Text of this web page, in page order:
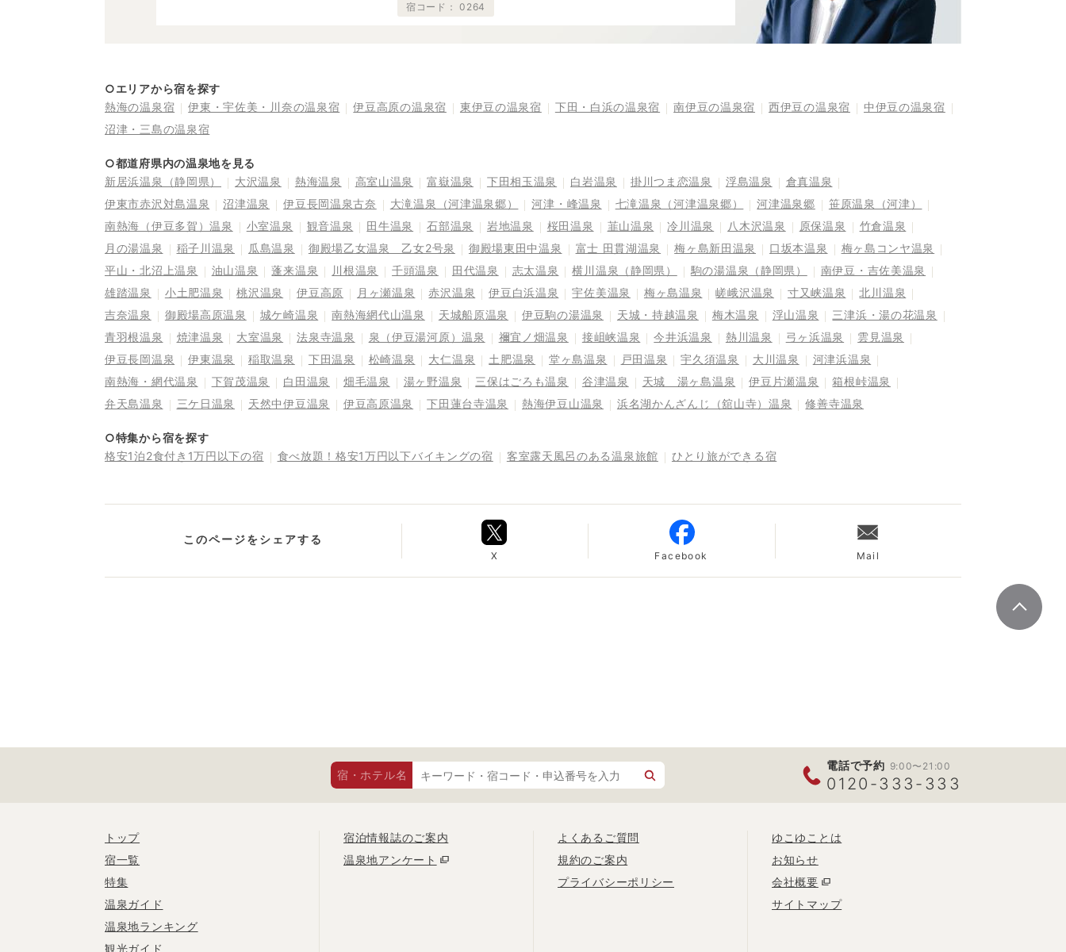
宿コード：0264
○エリアから宿を探す
熱海の温泉宿
伊東・宇佐美・川奈の温泉宿 伊豆高原の温泉宿 東伊豆の温泉宿 下田・白浜の温泉宿 南伊豆の温泉宿 西伊豆の温泉宿
中伊豆の温泉宿
沼津・三島の温泉宿
○都道府県内の温泉地を見る
新居浜温泉（静岡県）
大沢温泉 熱海温泉 高室山温泉 富嶽温泉 下田相玉温泉 白岩温泉 掛川つま恋温泉 浮島温泉
倉真温泉
伊東市赤沢対島温泉
沼津温泉 伊豆長岡温泉古奈 大滝温泉（河津温泉郷） 河津・峰温泉 七滝温泉（河津温泉郷） 河津温泉郷
笹原温泉（河津）
南熱海（伊豆多賀）温泉
小室温泉 観音温泉 田牛温泉 石部温泉 岩地温泉 桜田温泉 韮山温泉 冷川温泉 八木沢温泉 原保温泉
竹倉温泉
月の湯温泉
稲子川温泉 瓜島温泉 御殿場乙女温泉 乙女2号泉 御殿場東田中温泉 富士 田貫湖温泉 梅ヶ島新田温泉 口坂本温泉
梅ヶ島コンヤ温泉
平山・北沼上温泉
油山温泉 蓬来温泉 川根温泉 千頭温泉 田代温泉 志太温泉 横川温泉（静岡県） 駒の湯温泉（静岡県）
南伊豆・吉佐美温泉
雄踏温泉
小土肥温泉 桃沢温泉 伊豆高原 月ヶ瀬温泉 赤沢温泉 伊豆白浜温泉 宇佐美温泉 梅ヶ島温泉 嵯峨沢温泉 寸又峡温泉
北川温泉
吉奈温泉
御殿場高原温泉 城ケ崎温泉 南熱海網代山温泉 天城船原温泉 伊豆駒の湯温泉 天城・持越温泉 梅木温泉 浮山温泉
三津浜・湯の花温泉
青羽根温泉
焼津温泉 大室温泉 法泉寺温泉 泉（伊豆湯河原）温泉 禰宜ノ畑温泉 接岨峡温泉 今井浜温泉 熱川温泉 弓ヶ浜温泉
雲見温泉
伊豆長岡温泉
伊東温泉 稲取温泉 下田温泉 松崎温泉 大仁温泉 土肥温泉 堂ヶ島温泉 戸田温泉 宇久須温泉 大川温泉
河津浜温泉
南熱海・網代温泉
下賀茂温泉 白田温泉 畑毛温泉 湯ヶ野温泉 三保はごろも温泉 谷津温泉 天城 湯ヶ島温泉 伊豆片瀬温泉
箱根峠温泉
弁天島温泉
三ケ日温泉 天然中伊豆温泉 伊豆高原温泉 下田蓮台寺温泉 熱海伊豆山温泉 浜名湖かんざんじ（舘山寺）温泉 修善寺温泉
○特集から宿を探す
格安1泊2食付き1万円以下の宿
食べ放題！格安1万円以下バイキングの宿 客室露天風呂のある温泉旅館 ひとり旅ができる宿
このページをシェアする
X Facebook Mail
宿・ホテル名
電話で予約 9:00〜21:00
0120-333-333
トップ
宿一覧
特集
温泉ガイド
温泉地ランキング
観光ガイド
宿泊情報誌のご案内
温泉地アンケート
よくあるご質問
規約のご案内
プライバシーポリシー
ゆこゆことは
お知らせ
会社概要
サイトマップ